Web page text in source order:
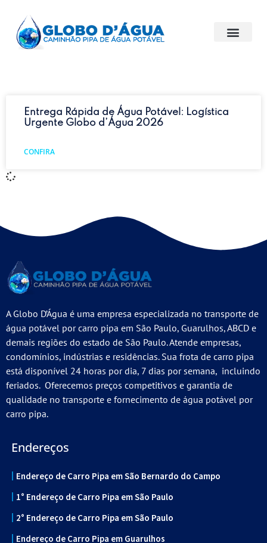
Entrega Rápida de Água Potável: Logística
Urgente Globo d’Água 2026
CONFIRA
A Globo D’Água é uma empresa especializada no transporte de
água potável por carro pipa em São Paulo, Guarulhos, ABCD e
demais regiões do estado de São Paulo. Atende empresas,
condomínios, indústrias e residências. Sua frota de carro pipa
está disponível 24 horas por dia, 7 dias por semana, incluindo
feriados. Oferecemos preços competitivos e garantia de
qualidade no transporte e fornecimento de água potável por
carro pipa.
Endereços
Endereço de Carro Pipa em São Bernardo do Campo
1° Endereço de Carro Pipa em São Paulo
2° Endereço de Carro Pipa em São Paulo
Endereço de Carro Pipa em Guarulhos